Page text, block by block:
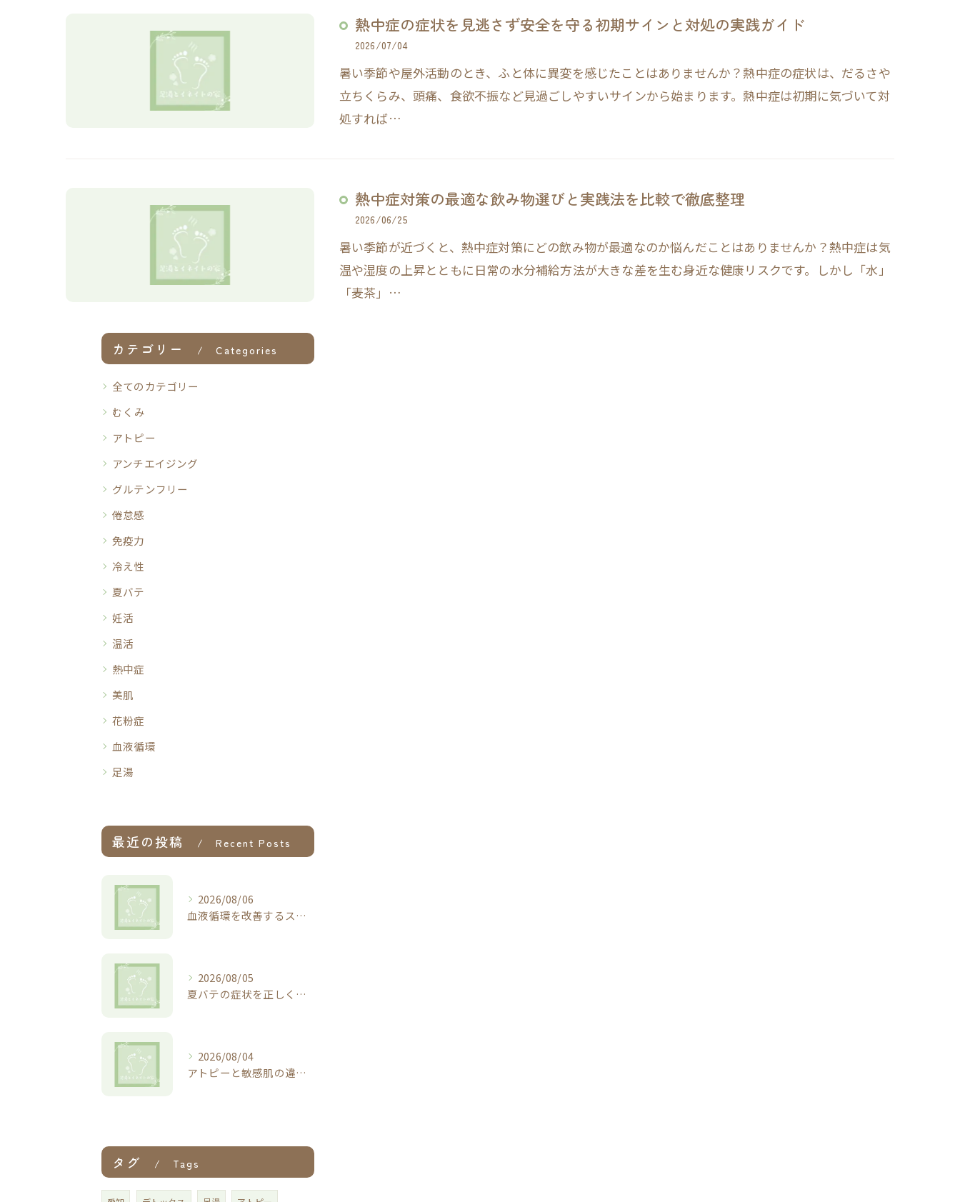
熱中症の症状を見逃さず安全を守る初期サインと対処の実践ガイド
2026/07/04
暑い季節や屋外活動のとき、ふと体に異変を感じたことはありませんか？熱中症の症状は、だるさや
立ちくらみ、頭痛、食欲不振など見過ごしやすいサインから始まります。熱中症は初期に気づいて対
処すれば…
熱中症対策の最適な飲み物選びと実践法を比較で徹底整理
2026/06/25
暑い季節が近づくと、熱中症対策にどの飲み物が最適なのか悩んだことはありませんか？熱中症は気
温や湿度の上昇とともに日常の水分補給方法が大きな差を生む身近な健康リスクです。しかし「水」
「麦茶」…
カテゴリー Categories
全てのカテゴリー
むくみ
アトピー
アンチエイジング
グルテンフリー
倦怠感
免疫力
冷え性
夏バテ
妊活
温活
熱中症
美肌
花粉症
血液循環
足湯
最近の投稿 Recent Posts
2026/08/06
血液循環を改善するストレッチの始め方と毎日続けやすい安全な実践ポイント
2026/08/05
夏バテの症状を正しくチェックし吐き気や頭痛の違いと早期改善のコツを解説
2026/08/04
アトピーと敏感肌の違いと正しいケアで肌を守る実践ガイド
タグ Tags